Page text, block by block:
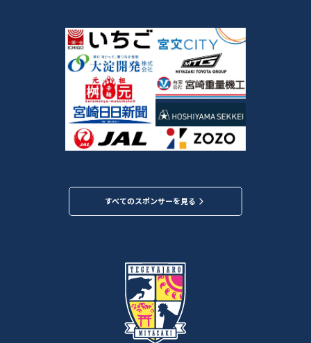
すべてのスポンサーを見る